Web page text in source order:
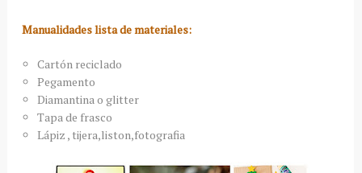
Manualidades lista de materiales:
Cartón reciclado
Pegamento
Diamantina o glitter
Tapa de frasco
Lápiz , tijera,liston,fotografia